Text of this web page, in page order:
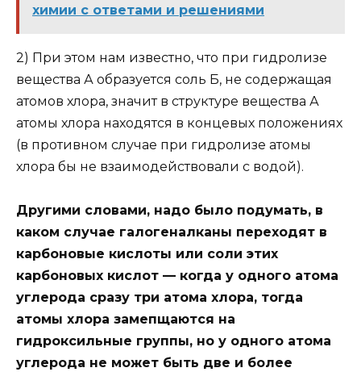
химии с ответами и решениями
2) При этом нам известно, что при гидролизе
вещества А образуется соль Б, не содержащая
атомов хлора, значит в структуре вещества А
атомы хлора находятся в концевых положениях
(в противном случае при гидролизе атомы
хлора бы не взаимодействовали с водой).
Другими словами, надо было подумать, в
каком случае галогеналканы переходят в
карбоновые кислоты или соли этих
карбоновых кислот — когда у одного атома
углерода сразу три атома хлора, тогда
атомы хлора замепщаются на
гидроксильные группы, но у одного атома
углерода не может быть две и более